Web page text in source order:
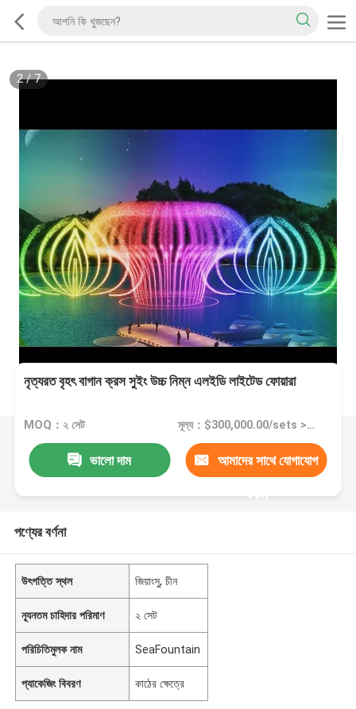
2/7
নৃত্যরত বৃহৎ বাগান ক্রস সুইং উচ্চ নিম্ন এলইডি লাইটেড ফোয়ারা
MOQ：২ সেট মূল্য：$300,000.00/sets >=2 sets
ভালো দাম আমাদের সাথে যোগাযোগ
করুন
পণ্যের বর্ণনা
উৎপত্তি স্থল জিয়াংসু, চীন
ন্যূনতম চাহিদার পরিমাণ ২ সেট
পরিচিতিমুলক নাম SeaFountain
প্যাকেজিং বিবরণ কাঠের ক্ষেত্রে